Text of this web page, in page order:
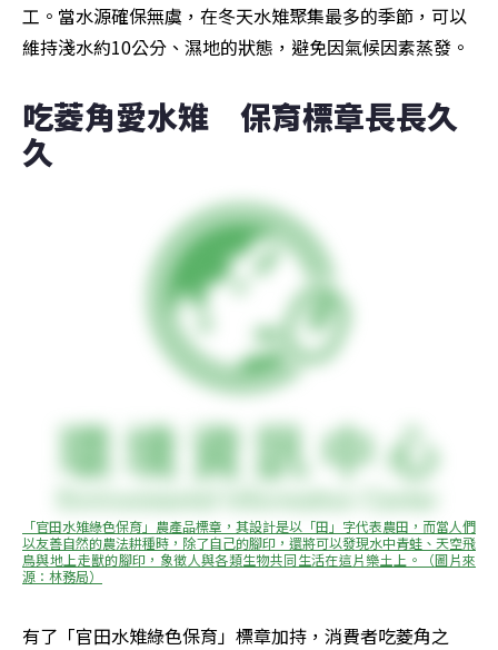
工。當水源確保無虞，在冬天水雉聚集最多的季節，可以
維持淺水約10公分、濕地的狀態，避免因氣候因素蒸發。
吃菱角愛水雉　保育標章長長久
久
「官田水雉綠色保育」農產品標章，其設計是以「田」字代表農田，而當人們
以友善自然的農法耕種時，除了自己的腳印，還將可以發現水中青蛙、天空飛
鳥與地上走獸的腳印，象徵人與各類生物共同生活在這片樂土上。（圖片來
源：林務局）
有了「官田水雉綠色保育」標章加持，消費者吃菱角之